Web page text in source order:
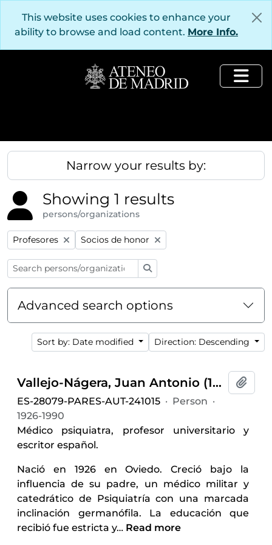
This website uses cookies to enhance your
ability to browse and load content. More Info.
Narrow your results by:
Showing 1 results
persons/organizations
Remove filter:
Profesores Remove filter:
Socios de honor
Advanced search options
Sort by: Date modified Direction: Descending
Vallejo-Nágera, Juan Antonio (1926-1990)
ES-28079-PARES-AUT-241015 · Person ·
1926-1990
Médico psiquiatra, profesor universitario y
escritor español.
Nació en 1926 en Oviedo. Creció bajo la
influencia de su padre, un médico militar y
catedrático de Psiquiatría con una marcada
inclinación germanófila. La educación que
recibió fue estricta y… Read more